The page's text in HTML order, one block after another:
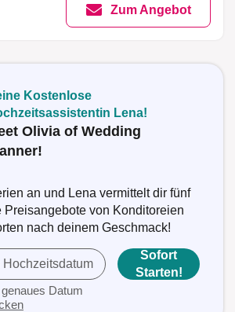
Zum Angebot
Kostenlose
Lena!
Olivia of Wedding
an und Lena vermittelt dir fünf
Preisangebote von Konditoreien
nach deinem Geschmack!
Hochzeitsdatum
Datum
Sofort
Starten!